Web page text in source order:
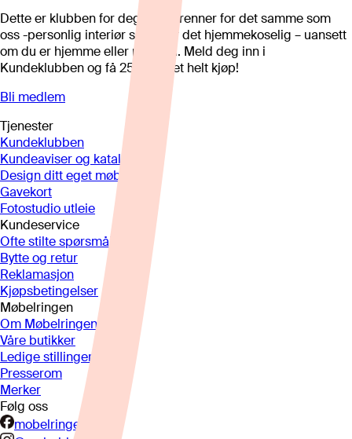
Dette er klubben for deg som brenner for det samme som
oss -personlig interiør som gjør det hjemmekoselig – uansett
om du er hjemme eller på hytta. Meld deg inn i
Kundeklubben og få 25%* på et helt kjøp!
Bli medlem
Tjenester
Kundeklubben
Kundeaviser og kataloger
Design ditt eget møbel
Gavekort
Fotostudio utleie
Kundeservice
Ofte stilte spørsmål
Bytte og retur
Reklamasjon
Kjøpsbetingelser
Møbelringen
Om Møbelringen
Våre butikker
Ledige stillinger
Presserom
Merker
Følg oss
mobelringen.no